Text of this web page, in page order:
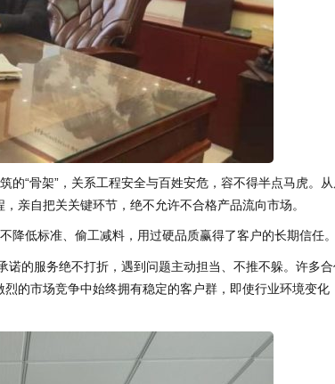
“骨架”，关系工程安全与百姓安危，容不得半点马虎。
亲自把关关键环节，绝不允许不合格产品流向市场。
降低标准、偷工减料，用过硬品质赢得了客户的长期信任
的服务绝不打折，遇到问题主动担当、不推不躲。许多
的市场竞争中始终拥有稳定的客户群，即使行业环境变化